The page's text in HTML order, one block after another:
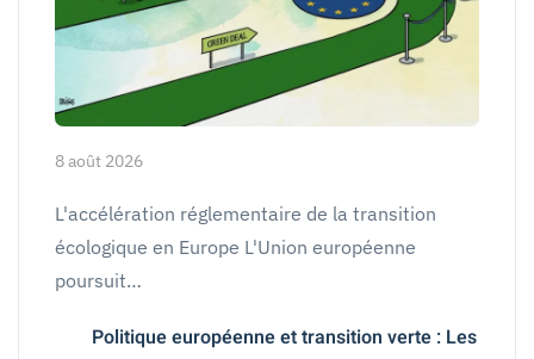
8 août 2026
L'accélération réglementaire de la transition
écologique en Europe L'Union européenne
poursuit…
Politique européenne et transition verte : Les